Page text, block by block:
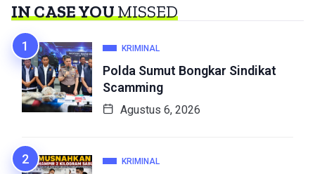
IN CASE YOUMISSED
KRIMINAL
Polda Sumut Bongkar Sindikat
Scamming
Agustus 6, 2026
KRIMINAL